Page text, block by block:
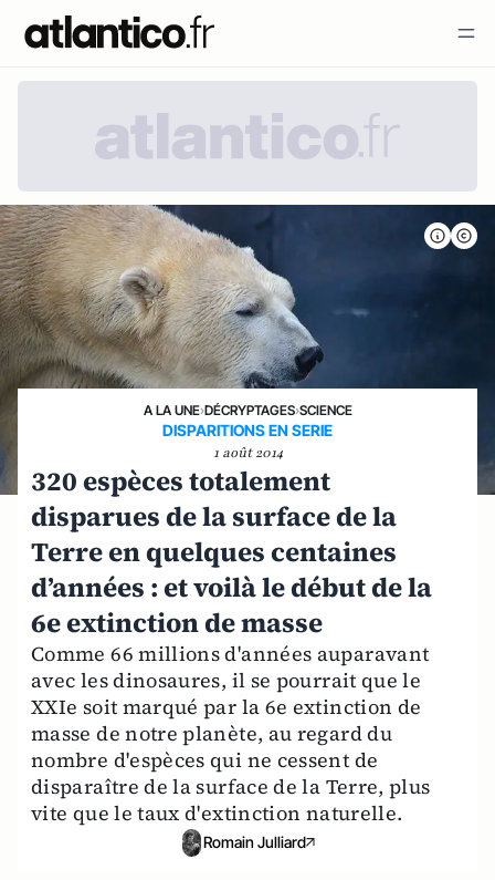
A LA UNE›DÉCRYPTAGES›SCIENCE
DISPARITIONS EN SERIE
1 août 2014
320 espèces totalement
disparues de la surface de la
Terre en quelques centaines
d’années : et voilà le début de la
6e extinction de masse
Comme 66 millions d'années auparavant
avec les dinosaures, il se pourrait que le
XXIe soit marqué par la 6e extinction de
masse de notre planète, au regard du
nombre d'espèces qui ne cessent de
disparaître de la surface de la Terre, plus
vite que le taux d'extinction naturelle.
Romain Julliard